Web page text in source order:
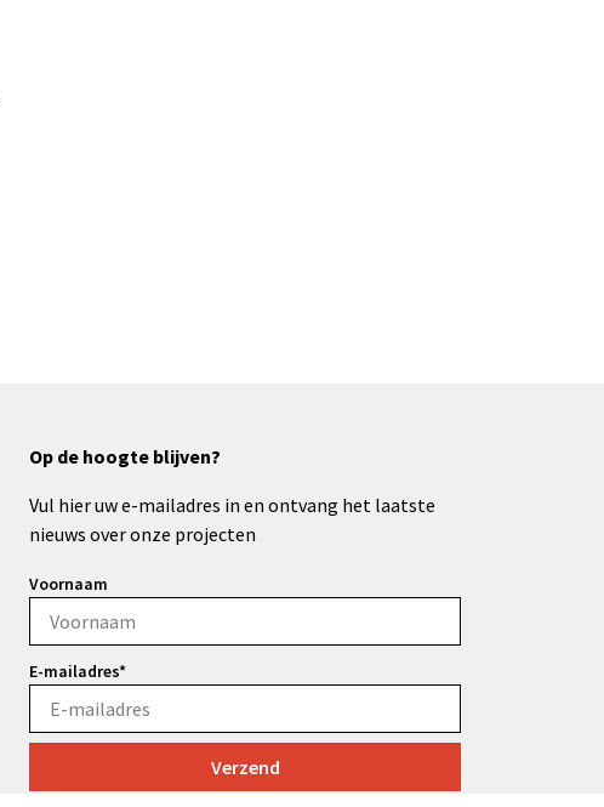
Op de hoogte blijven?
Vul hier uw e-mailadres in en ontvang het laatste
nieuws over onze projecten
Voornaam
E-mailadres*
Verzend